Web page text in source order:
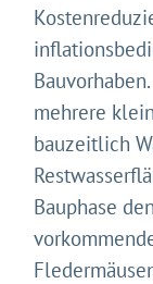
mehrere
bauzeitlich
Bauphase